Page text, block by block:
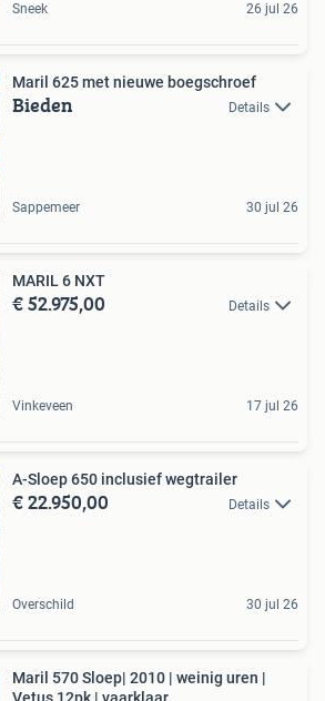
Sneek 26 jul 26
Maril 625 met nieuwe boegschroef
Bieden Details
Sappemeer 30 jul 26
MARIL 6 NXT
€ 52.975,00 Details
Vinkeveen 17 jul 26
A-Sloep 650 inclusief wegtrailer
€ 22.950,00 Details
Overschild 30 jul 26
Maril 570 Sloep| 2010 | weinig uren |